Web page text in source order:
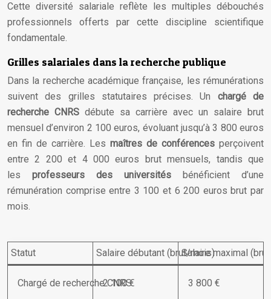
Cette diversité salariale reflète les multiples débouchés
professionnels offerts par cette discipline scientifique
fondamentale.
Grilles salariales dans la recherche publique
Dans la recherche académique française, les rémunérations
suivent des grilles statutaires précises. Un chargé de
recherche CNRS débute sa carrière avec un salaire brut
mensuel d’environ 2 100 euros, évoluant jusqu’à 3 800 euros
en fin de carrière. Les maîtres de conférences perçoivent
entre 2 200 et 4 000 euros brut mensuels, tandis que
les professeurs des universités bénéficient d’une
rémunération comprise entre 3 100 et 6 200 euros brut par
mois.
Statut Salaire débutant (brut/mois)Salaire maximal
Chargé de recherche CNRS
2 100 € 3 800 €